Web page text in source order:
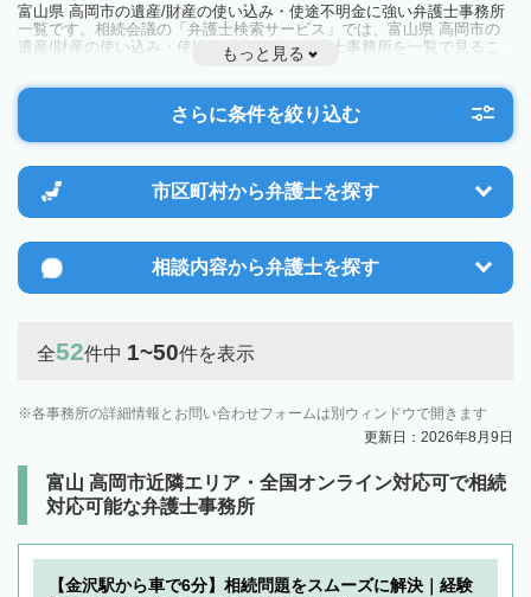
富山県 高岡市の遺産/財産の使い込み・使途不明金に強い弁護士事務所
一覧です。相続会議の「弁護士検索サービス」では、富山県 高岡市の
遺産/財産の使い込み・使途不明金に強い弁護士事務所を一覧で見るこ
とが出来ます。相続のトラブルやお悩みを抱えている方は一度近隣の弁
護士に相談してみましょう。
もっと見る
さらに条件を絞り込む
市区町村から弁護士を探す
相談内容から弁護士を探す
全52件中 1~50件を表示
各事務所の詳細情報とお問い合わせフォームは別ウィンドウで開きます
更新日：2026年8月9日
富山 高岡市近隣エリア・全国オンライン対応可で相続
対応可能な弁護士事務所
【金沢駅から車で6分】相続問題をスムーズに解決｜経験